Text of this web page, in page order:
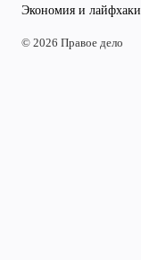
Экономия и лайфхаки
© 2026 Правое дело